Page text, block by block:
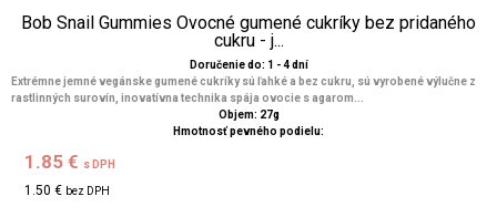
Bob Snail Gummies Ovocné gumené cukríky bez pridaného
cukru - j...
Doručenie do: 1 - 4 dní
Extrémne jemné vegánske gumené cukríky sú ľahké a bez cukru, sú vyrobené výlučne z
rastlinných surovín, inovatívna technika spája ovocie s agarom...
Objem: 27g
Hmotnosť pevného podielu:
1.85 € s DPH
1.50 € bez DPH